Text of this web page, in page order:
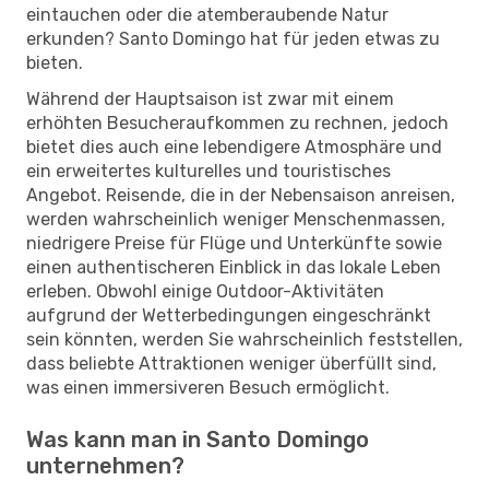
eintauchen oder die atemberaubende Natur
erkunden? Santo Domingo hat für jeden etwas zu
bieten.
Während der Hauptsaison ist zwar mit einem
erhöhten Besucheraufkommen zu rechnen, jedoch
bietet dies auch eine lebendigere Atmosphäre und
ein erweitertes kulturelles und touristisches
Angebot. Reisende, die in der Nebensaison anreisen,
werden wahrscheinlich weniger Menschenmassen,
niedrigere Preise für Flüge und Unterkünfte sowie
einen authentischeren Einblick in das lokale Leben
erleben. Obwohl einige Outdoor-Aktivitäten
aufgrund der Wetterbedingungen eingeschränkt
sein könnten, werden Sie wahrscheinlich feststellen,
dass beliebte Attraktionen weniger überfüllt sind,
was einen immersiveren Besuch ermöglicht.
Was kann man in Santo Domingo
unternehmen?